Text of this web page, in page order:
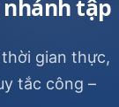
tập
gian thực,
tắc công –